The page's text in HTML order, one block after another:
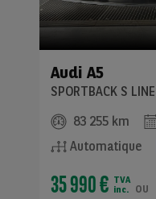
Audi A5
83 255 km
Automatique
35 990 € TVA
inc.
ou